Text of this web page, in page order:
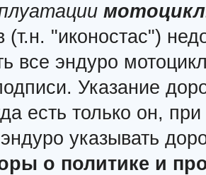
(т.н. "иконостас")
все эндуро
Указание
есть только он,
указывать
о политике и